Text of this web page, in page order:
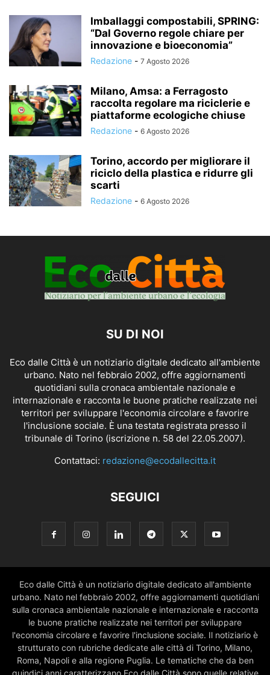
Imballaggi compostabili, SPRING:
“Dal Governo regole chiare per
innovazione e bioeconomia”
Redazione - 7 Agosto 2026
Milano, Amsa: a Ferragosto
raccolta regolare ma riciclerie e
piattaforme ecologiche chiuse
Redazione - 6 Agosto 2026
Torino, accordo per migliorare il
riciclo della plastica e ridurre gli
scarti
Redazione - 6 Agosto 2026
SU DI NOI
Eco dalle Città è un notiziario digitale dedicato all'ambiente
urbano. Nato nel febbraio 2002, offre aggiornamenti
quotidiani sulla cronaca ambientale nazionale e
internazionale e racconta le buone pratiche realizzate nei
territori per sviluppare l'economia circolare e favorire
l'inclusione sociale. È una testata registrata presso il
tribunale di Torino (iscrizione n. 58 del 22.05.2007).
Contattaci: redazione@ecodallecitta.it
SEGUICI
Eco dalle Città è un notiziario digitale dedicato all'ambiente
urbano. Nato nel febbraio 2002, offre aggiornamenti quotidiani
sulla cronaca ambientale nazionale e internazionale e racconta
le buone pratiche realizzate nei territori per sviluppare
l'economia circolare e favorire l'inclusione sociale. Il notiziario è
strutturato con rubriche dedicate alle città di Torino, Milano,
Roma, Napoli e alla regione Puglia. Le tematiche che da ben
quindici anni caratterizzano Eco dalle Città sono quelle relative